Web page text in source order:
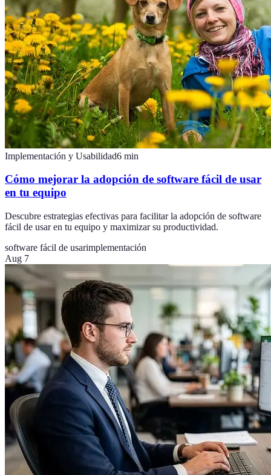
Implementación y Usabilidad6 min
Cómo mejorar la adopción de software fácil de usar
en tu equipo
Descubre estrategias efectivas para facilitar la adopción de software
fácil de usar en tu equipo y maximizar su productividad.
software fácil de usarimplementación
Aug 7